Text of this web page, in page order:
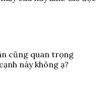
cũng quan trọng
này không ạ?